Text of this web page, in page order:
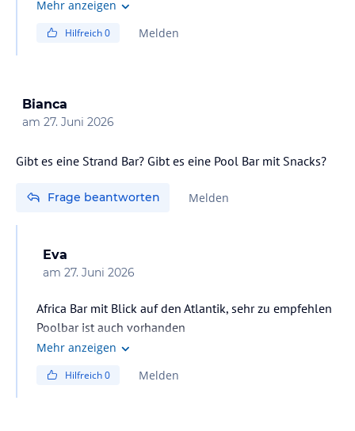
enthalten.
Mehr anzeigen
Hilfreich0 Melden
Bianca
am 27. Juni 2026
Gibt es eine Strand Bar? Gibt es eine Pool Bar mit Snacks?
Frage beantworten Melden
Eva
am 27. Juni 2026
Africa Bar mit Blick auf den Atlantik, sehr zu empfehlen
Poolbar ist auch vorhanden
Mehr anzeigen
Hilfreich0 Melden